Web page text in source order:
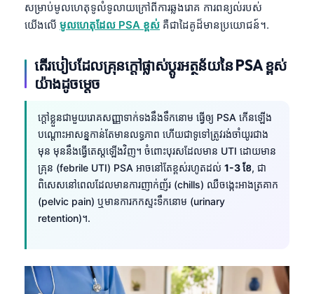
សម្រាប់មូលហេតុទូលំទូលាយក្រៅពីការឆ្លងរោគ ការពន្យល់របស់
យើងលើ មូលហេតុដែល PSA ខ្ពស់ គឺជាដៃគូដ៏មានប្រយោជន៍។.
តើរបៀបដែលគ្រុនក្តៅផ្លាស់ប្តូរអត្ថន័យនៃ PSA ខ្ពស់
យ៉ាងដូចម្តេច
ក្តៅខ្លួនជាមួយរោគសញ្ញាទាក់ទងនឹងទឹកនោម ធ្វើឲ្យ PSA កើនឡើង
បណ្តោះអាសន្នកាន់តែមានលទ្ធភាព ហើយជាទូទៅត្រូវរង់ចាំយូរជាង
មុន មុននឹងធ្វើតេស្តឡើងវិញ។ ចំពោះបុរសដែលមាន UTI ដោយមាន
គ្រុន (febrile UTI) PSA អាចនៅតែខ្ពស់រហូតដល់ 1-3 ខែ, ជា
ពិសេសនៅពេលដែលមានការញាក់ញ័រ (chills) ឈឺចង្កេះអាងត្រគាក
(pelvic pain) ឬមានការកកស្ទះទឹកនោម (urinary
retention)។.